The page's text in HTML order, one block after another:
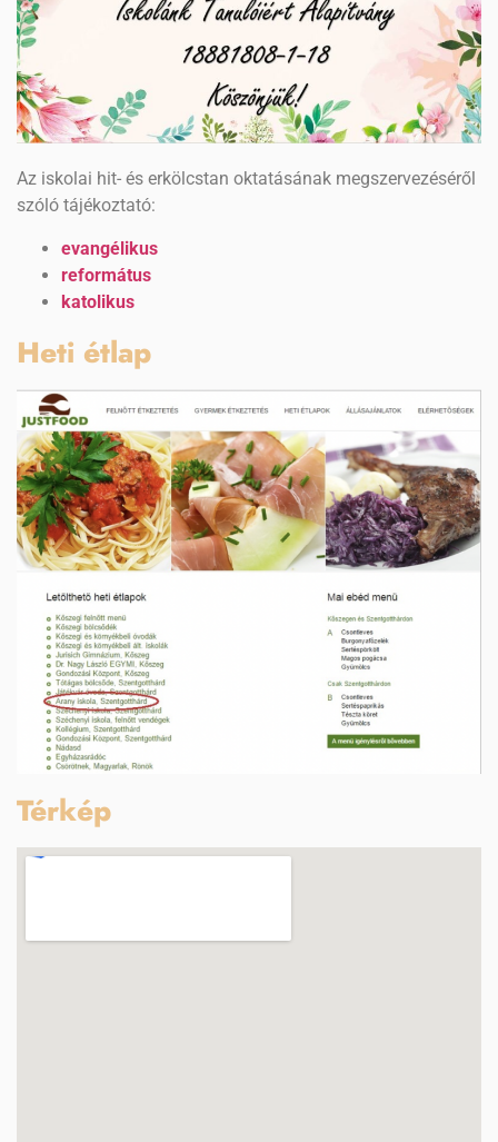
Az iskolai hit- és erkölcstan oktatásának megszervezéséről
szóló tájékoztató:
evangélikus
református
katolikus
Heti étlap
Térkép